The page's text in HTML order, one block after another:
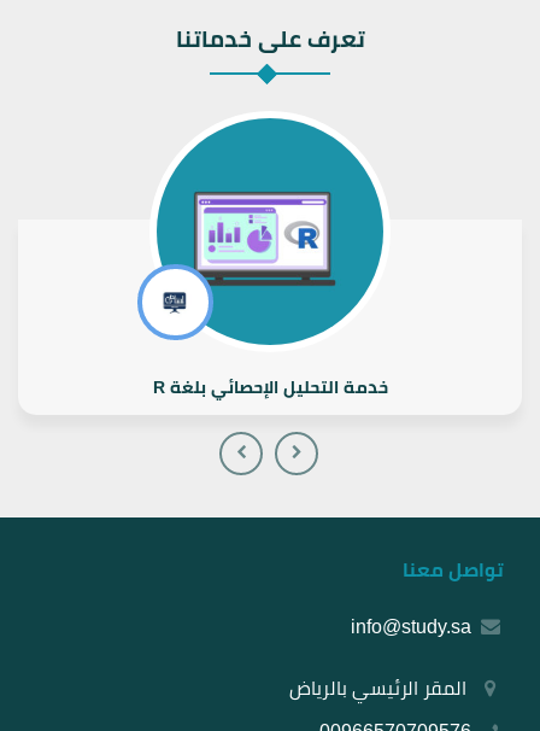
تعرف على خدماتنا
خدمة التحليل الإحصائي بلغة R
تواصل معنا
info@study.sa
المقر الرئيسي بالرياض